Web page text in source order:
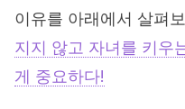
이유를 아래에서 살펴
지지 않고 자녀를 키우
게 중요하다!